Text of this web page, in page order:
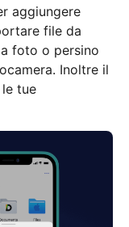
aggiungere
file da
foto o persino
Inoltre il
tue